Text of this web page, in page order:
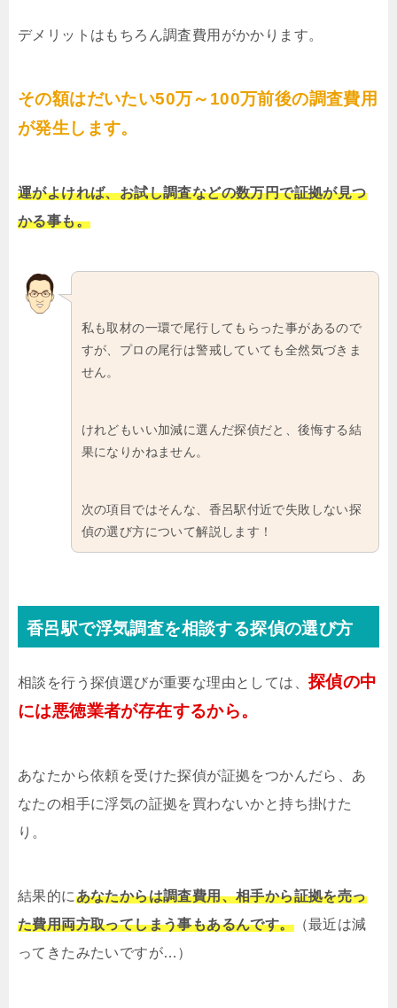
デメリットはもちろん調査費用がかかります。
その額はだいたい50万～100万前後の調査費用
が発生します。
運がよければ、お試し調査などの数万円で証拠が見つ
かる事も。
私も取材の一環で尾行してもらった事があるので
すが、プロの尾行は警戒していても全然気づきま
せん。
けれどもいい加減に選んだ探偵だと、後悔する結
果になりかねません。
次の項目ではそんな、香呂駅付近で失敗しない探
偵の選び方について解説します！
香呂駅で浮気調査を相談する探偵の選び方
相談を行う探偵選びが重要な理由としては、 探偵の中
には悪徳業者が存在するから。
あなたから依頼を受けた探偵が証拠をつかんだら、あ
なたの相手に浮気の証拠を買わないかと持ち掛けた
り。
結果的にあなたからは調査費用、相手から証拠を売っ
た費用両方取ってしまう事もあるんです。（最近は減
ってきたみたいですが…）